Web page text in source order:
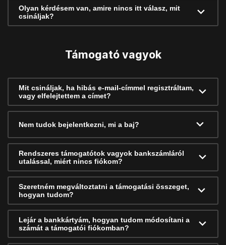
Olyan kérdésem van, amire nincs itt válasz, mit
csináljak?
Támogató vagyok
Mit csináljak, ha hibás e-mail-címmel regisztráltam,
vagy elfelejtettem a címet?
Nem tudok bejelentkezni, mi a baj?
Rendszeres támogatótok vagyok bankszámláról
utalással, miért nincs fiókom?
Szeretném megváltoztatni a támogatási összeget,
hogyan tudom?
Lejár a bankkártyám, hogyan tudom módosítani a
számát a támogatói fiókomban?